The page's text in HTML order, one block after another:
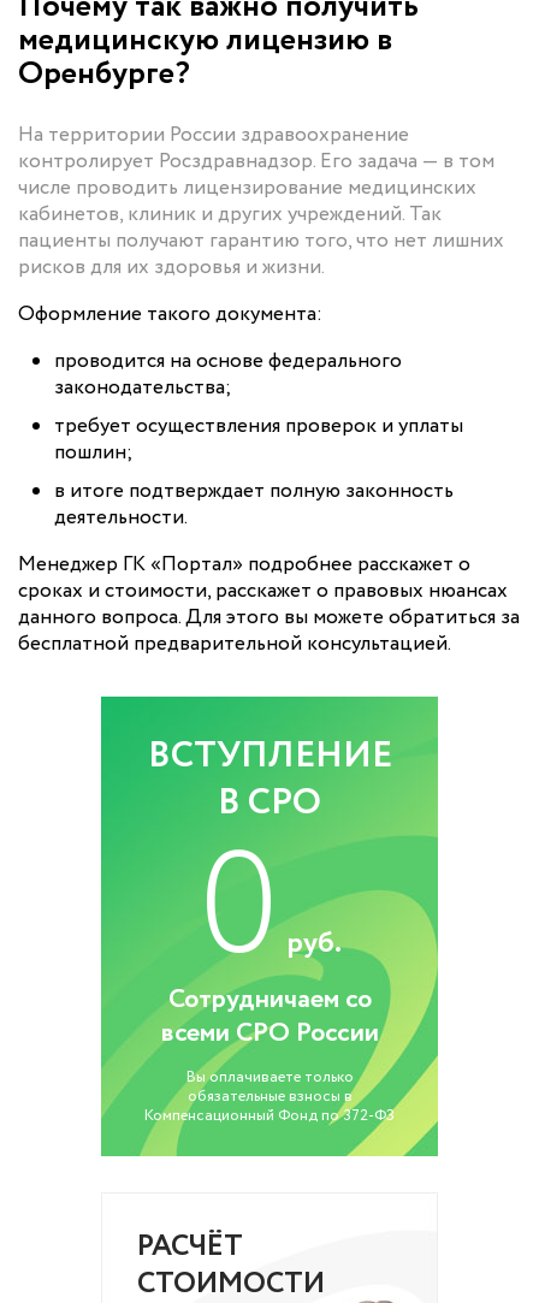
медицинскую лицензию в
Оренбурге?
На территории России здравоохранение
контролирует Росздравнадзор. Его задача — в том
числе проводить лицензирование медицинских
кабинетов, клиник и других учреждений. Так
пациенты получают гарантию того, что нет лишних
рисков для их здоровья и жизни.
Оформление такого документа:
проводится на основе федерального
законодательства;
требует осуществления проверок и уплаты
пошлин;
в итоге подтверждает полную законность
деятельности.
Менеджер ГК «Портал» подробнее расскажет о
сроках и стоимости, расскажет о правовых нюансах
данного вопроса. Для этого вы можете обратиться за
бесплатной предварительной консультацией.
ВСТУПЛЕНИЕ
В СРО
0 руб.
Сотрудничаем со
всеми СРО России
Вы оплачиваете только
обязательные взносы в
Компенсационный Фонд по 372-ФЗ
РАСЧЁТ
СТОИМОСТИ